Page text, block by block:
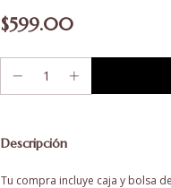
$599.00
Descripción
Tu compra incluye caja y bolsa